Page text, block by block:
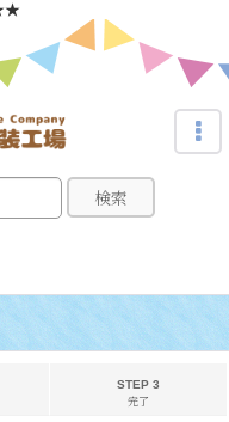
検索
STEP 3
完了